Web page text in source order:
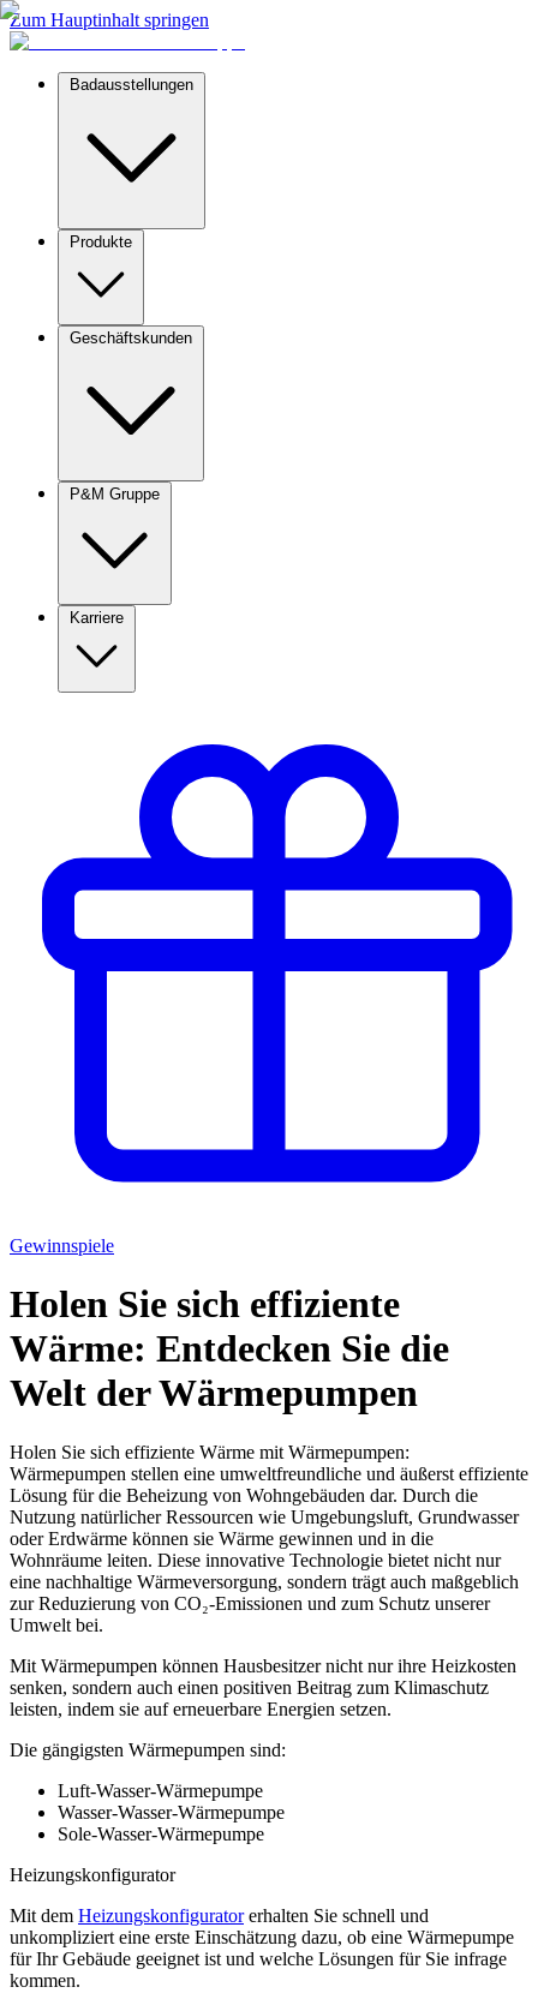
Zum Hauptinhalt springen
Badausstellungen
Produkte
Geschäftskunden
P&M Gruppe
Karriere
Gewinnspiele
Holen Sie sich effiziente
Wärme: Entdecken Sie die
Welt der Wärmepumpen
Holen Sie sich effiziente Wärme mit Wärmepumpen:
Wärmepumpen stellen eine umweltfreundliche und äußerst effiziente
Lösung für die Beheizung von Wohngebäuden dar. Durch die
Nutzung natürlicher Ressourcen wie Umgebungsluft, Grundwasser
oder Erdwärme können sie Wärme gewinnen und in die
Wohnräume leiten. Diese innovative Technologie bietet nicht nur
eine nachhaltige Wärmeversorgung, sondern trägt auch maßgeblich
zur Reduzierung von CO₂-Emissionen und zum Schutz unserer
Umwelt bei.
Mit Wärmepumpen können Hausbesitzer nicht nur ihre Heizkosten
senken, sondern auch einen positiven Beitrag zum Klimaschutz
leisten, indem sie auf erneuerbare Energien setzen.
Die gängigsten Wärmepumpen sind:
Luft-Wasser-Wärmepumpe
Wasser-Wasser-Wärmepumpe
Sole-Wasser-Wärmepumpe
Heizungskonfigurator
Mit dem Heizungskonfiguratorerhalten Sie schnell und
unkompliziert eine erste Einschätzung dazu, ob eine Wärmepumpe
für Ihr Gebäude geeignet ist und welche Lösungen für Sie infrage
kommen.